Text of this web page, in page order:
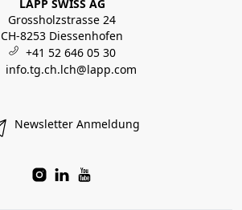
LAPP SWISS AG
Grossholzstrasse 24
CH-8253 Diessenhofen
+41 52 646 05 30
info.tg.ch.lch@lapp.com
Newsletter Anmeldung